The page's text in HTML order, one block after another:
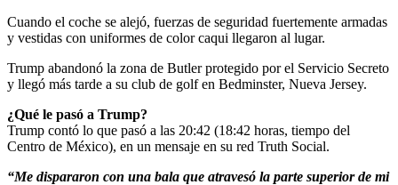
Cuando el coche se alejó, fuerzas de seguridad fuertemente armadas
y vestidas con uniformes de color caqui llegaron al lugar.
Trump abandonó la zona de Butler protegido por el Servicio Secreto
y llegó más tarde a su club de golf en Bedminster, Nueva Jersey.
¿Qué le pasó a Trump?
Trump contó lo que pasó a las 20:42 (18:42 horas, tiempo del
Centro de México), en un mensaje en su red Truth Social.
“Me dispararon con una bala que atravesó la parte superior de mi